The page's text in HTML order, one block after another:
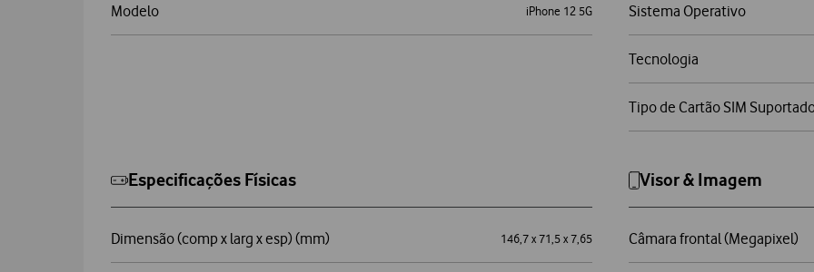
Modelo iPhone 12 5G Sistema Operativo
Tecnologia
Tipo de Cartão SIM
Especificações Físicas
Dimensão (comp x larg x esp) (mm) 146,7 x 71,5 x 7,65
Visor & Imagem
Câmara frontal (Megapixel)